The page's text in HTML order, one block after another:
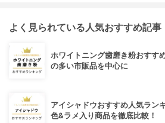
よく見られている人気おすすめ記事
ホワイトニング歯磨き粉おすす
の多い市販品を中心に
アイシャドウおすすめ人気ラン
色&ラメ入り商品を徹底比較！